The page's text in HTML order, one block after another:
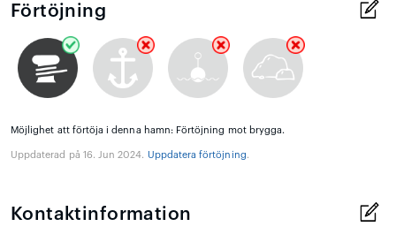
Förtöjning
Möjlighet att förtöja i denna hamn: Förtöjning mot brygga.
Uppdaterad på 16. Jun 2024. Uppdatera förtöjning.
Kontaktinformation